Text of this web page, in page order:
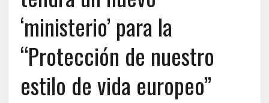
‘ministerio’ para la
“Protección de nuestro
estilo de vida europeo”